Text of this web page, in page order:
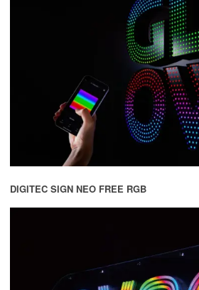
DIGITEC SIGN NEO FREE RGB